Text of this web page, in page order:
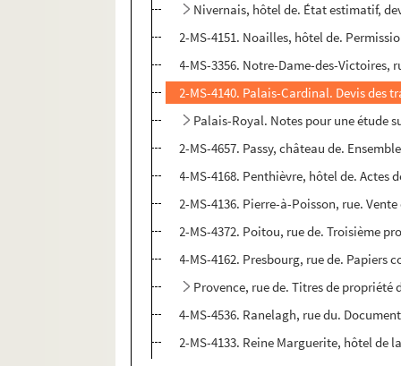
Nivernais, hôtel de. État estimatif,
2-MS-4151. Noailles, hôtel de.
4-MS-3356. Notre-Dame-des-Victoires,
2-MS-4140. Palais-Cardinal. Devis des
Palais-Royal. Notes pour une étude
2-MS-4657. Passy, château de.
4-MS-4168. Penthièvre, hôtel de.
2-MS-4136. Pierre-à-Poisson, rue.
2-MS-4372. Poitou, rue de. Troisième
4-MS-4162. Presbourg, rue de. Papiers
Provence, rue de. Titres de
4-MS-4536. Ranelagh, rue du.
2-MS-4133. Reine Marguerite, hôtel de